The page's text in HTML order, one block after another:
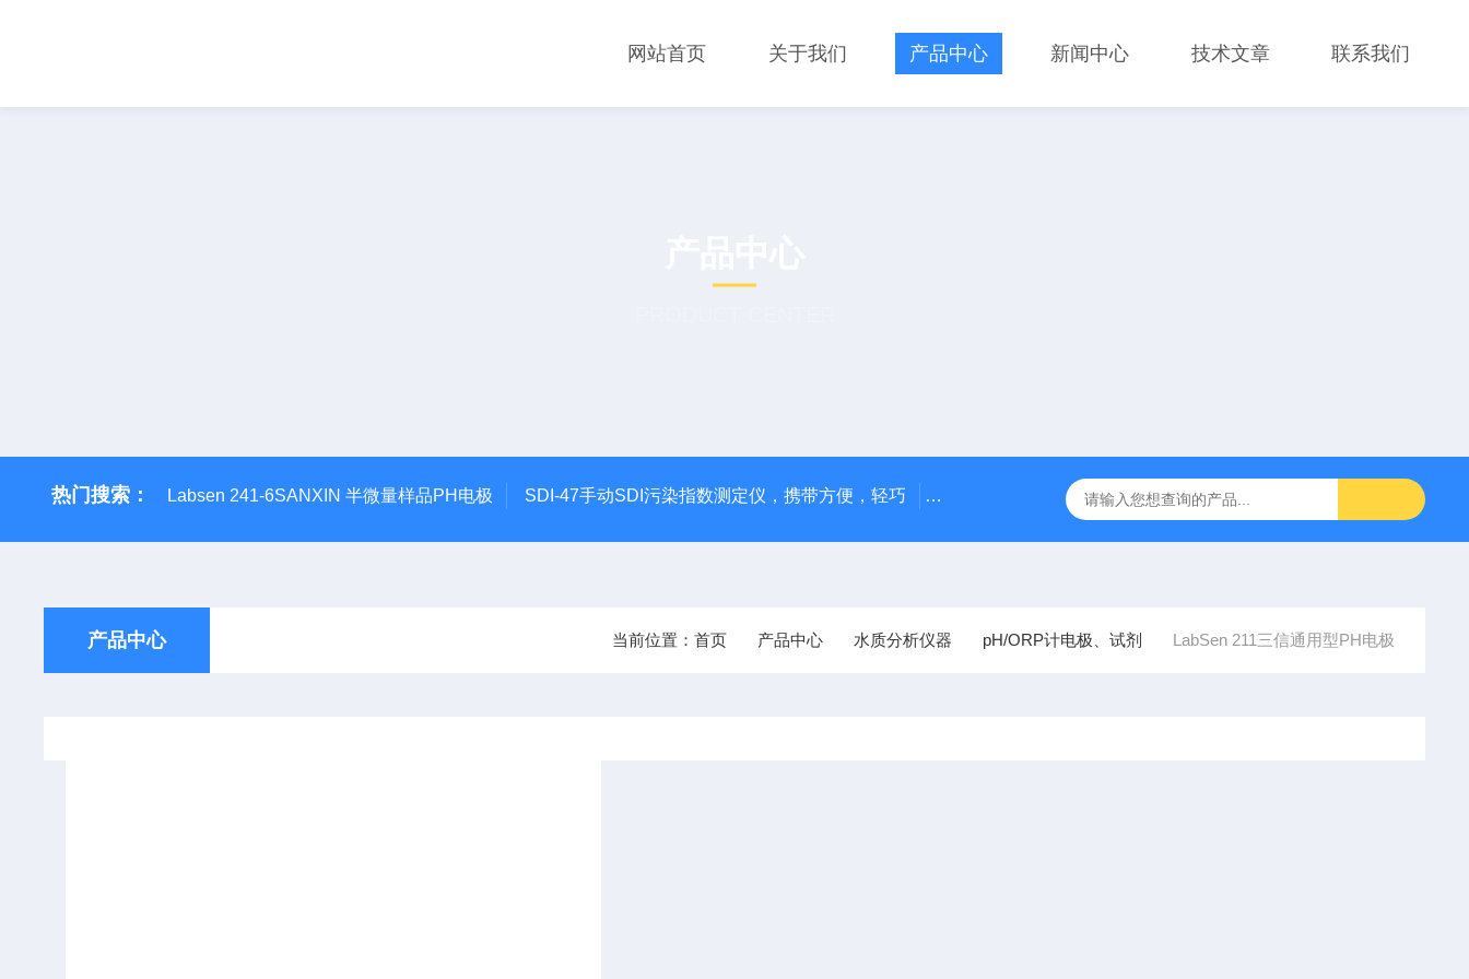
网站首页 关于我们 产品中心 新闻中心 技术文章 联系我们
热门搜索： Labsen 241-6SANXIN 半微量样品PH电极 SDI-47手动SDI污染指数测定仪，携带方便，轻巧 9385100DR900便携式多参数水质分析仪 GTOX-700便携式微量
产品中心 当前位置： 首页 产品中心 水质分析仪器 pH/ORP计电极、试剂 LabSen 211三信通用型PH电极